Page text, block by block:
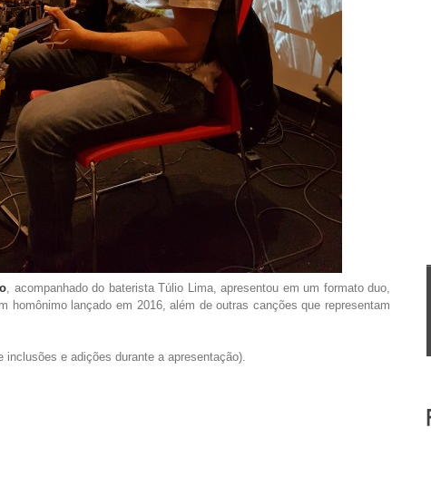
, acompanhado do baterista Túlio Lima, apresentou em um formato duo,
homônimo lançado em 2016, além de outras canções que representam
inclusões e adições durante a apresentação).